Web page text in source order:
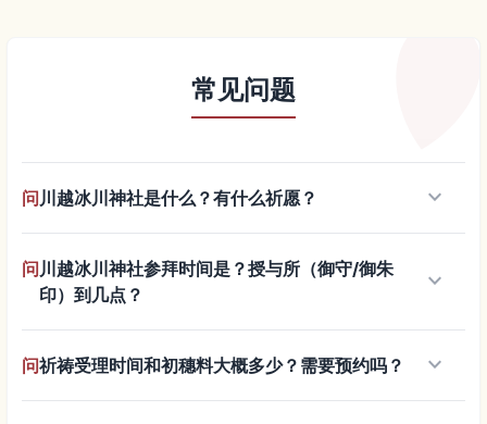
常见问题
问川越冰川神社是什么？有什么祈愿？ keyboard_arrow_down
问川越冰川神社参拜时间是？授与所（御守/御朱
印）到几点？
keyboard_arrow_down
问祈祷受理时间和初穗料大概多少？需要预约吗？ keyboard_arrow_down